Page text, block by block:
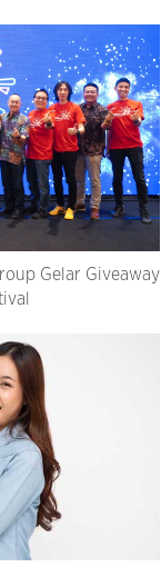
Gelar Giveaway